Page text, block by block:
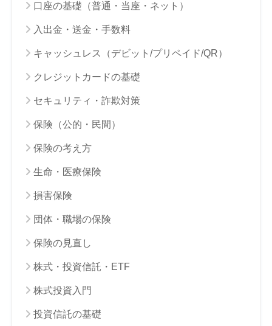
口座の基礎（普通・当座・ネット）
入出金・送金・手数料
キャッシュレス（デビット/プリペイド/QR）
クレジットカードの基礎
セキュリティ・詐欺対策
保険（公的・民間）
保険の考え方
生命・医療保険
損害保険
団体・職場の保険
保険の見直し
株式・投資信託・ETF
株式投資入門
投資信託の基礎